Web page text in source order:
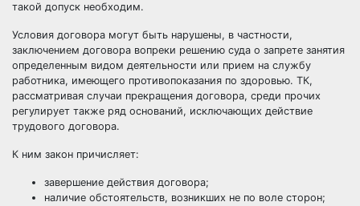
такой допуск необходим.
Условия договора могут быть нарушены, в частности,
заключением договора вопреки решению суда о запрете занятия
определенным видом деятельности или прием на службу
работника, имеющего противопоказания по здоровью. ТК,
рассматривая случаи прекращения договора, среди прочих
регулирует также ряд оснований, исключающих действие
трудового договора.
К ним закон причисляет:
завершение действия договора;
наличие обстоятельств, возникших не по воле сторон;